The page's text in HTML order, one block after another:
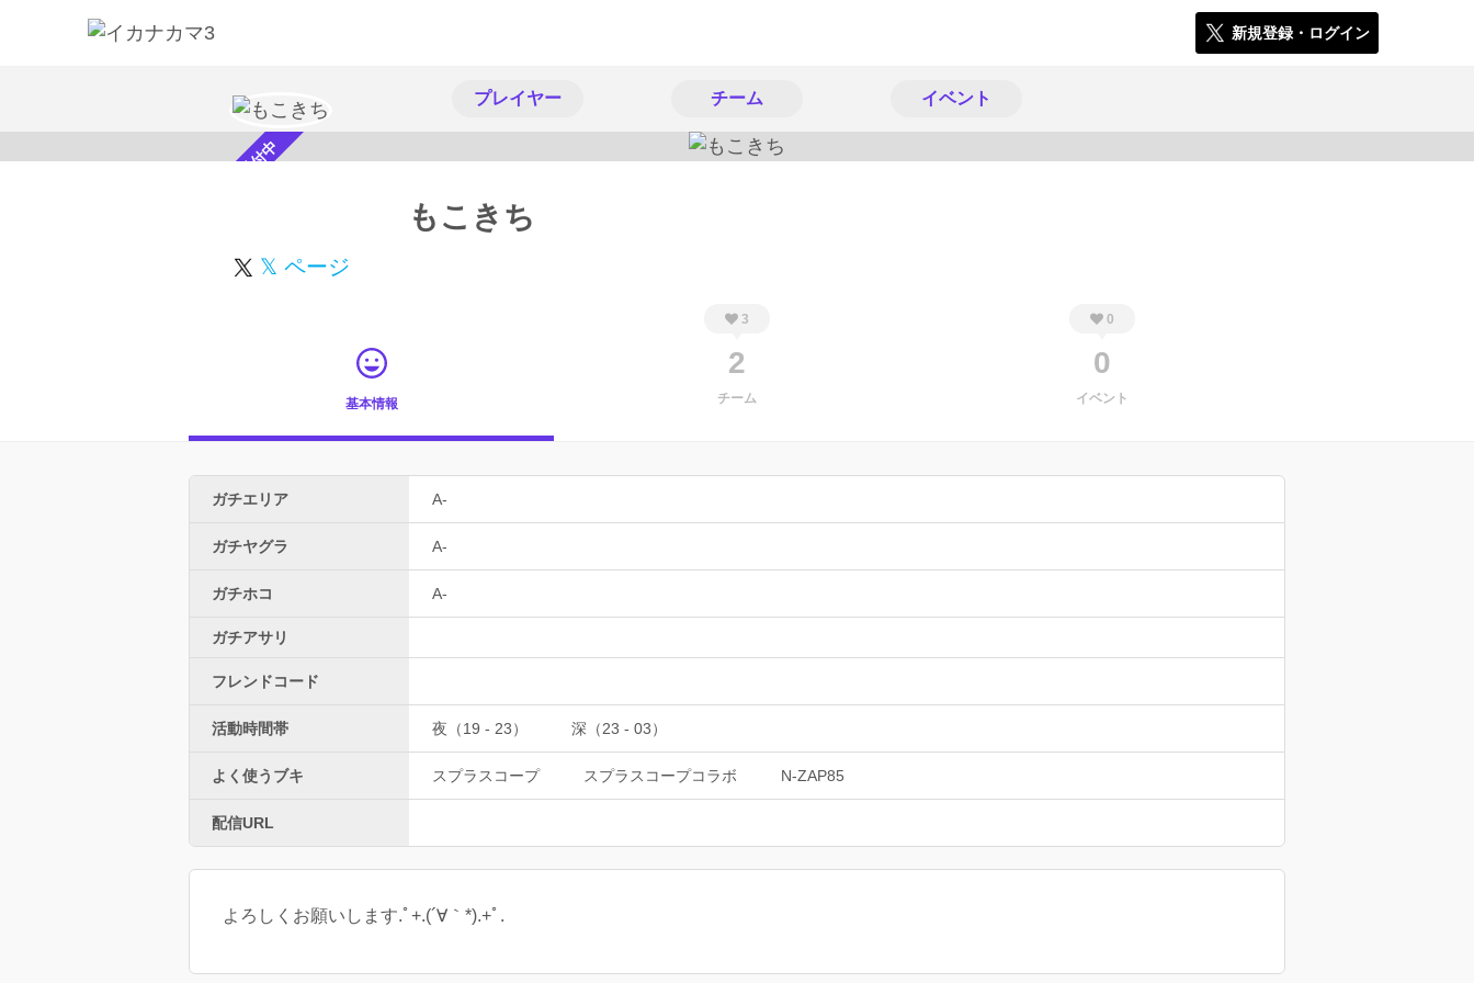
新規登録・ログイン
プレイヤー チーム イベント
スカウト受付中 もこきち
𝕏 ページ
基本情報
3
2
チーム
0
0
イベント
ガチエリア A-
ガチヤグラ A-
ガチホコ A-
ガチアサリ
フレンドコード
活動時間帯 夜（19 - 23） 深（23 - 03）
よく使うブキ スプラスコープ スプラスコープコラボ N-ZAP85
配信URL
よろしくお願いします.ﾟ+.(´∀｀*).+ﾟ.